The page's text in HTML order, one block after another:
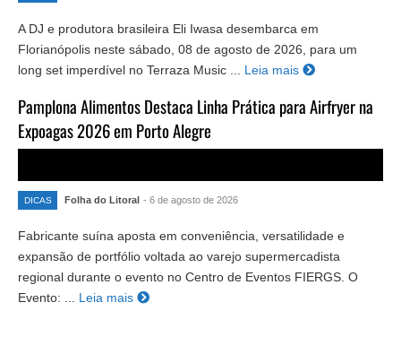
A DJ e produtora brasileira Eli Iwasa desembarca em
Florianópolis neste sábado, 08 de agosto de 2026, para um
long set imperdível no Terraza Music ...
Leia mais
Pamplona Alimentos Destaca Linha Prática para Airfryer na
Expoagas 2026 em Porto Alegre
DICAS Folha do Litoral - 6 de agosto de 2026
Fabricante suína aposta em conveniência, versatilidade e
expansão de portfólio voltada ao varejo supermercadista
regional durante o evento no Centro de Eventos FIERGS. O
Evento: ... Leia mais